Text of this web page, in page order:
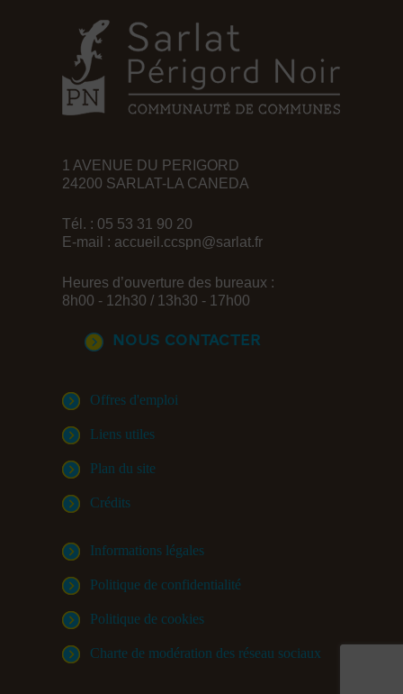
1 AVENUE DU PERIGORD
24200 SARLAT-LA CANEDA
Tél. : 05 53 31 90 20
E-mail : accueil.ccspn@sarlat.fr
Heures d’ouverture des bureaux :
8h00 - 12h30 / 13h30 - 17h00
Nous contacter
Offres d'emploi
Liens utiles
Plan du site
Crédits
Informations légales
Politique de confidentialité
Politique de cookies
Charte de modération des réseau sociaux